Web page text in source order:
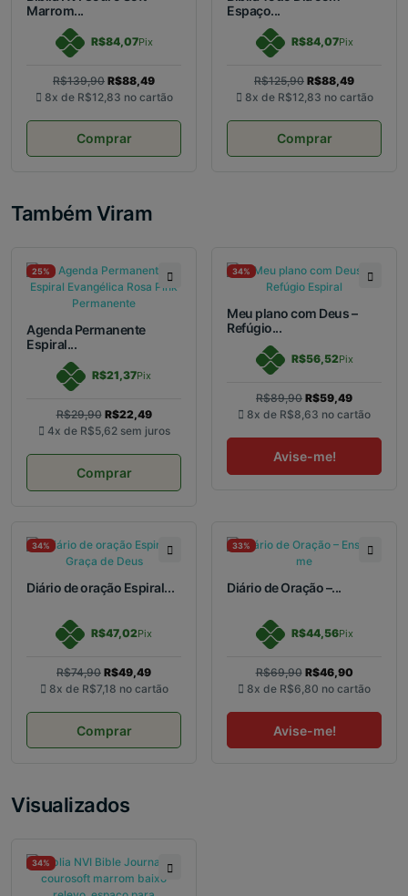
Marrom...
R$84,07Pix
R$139,90 R$88,49
8x de R$12,83 no cartão
Comprar
Espaço...
R$84,07Pix
R$125,90 R$88,49
8x de R$12,83 no cartão
Comprar
Também Viram
25%
Agenda Permanente
Espiral...
R$21,37Pix
R$29,90 R$22,49
4x de R$5,62 sem juros
Comprar
34%
Meu plano com Deus –
Refúgio...
R$56,52Pix
R$89,90 R$59,49
8x de R$8,63 no cartão
Avise-me!
34%
Diário de oração Espiral...
R$47,02Pix
R$74,90 R$49,49
8x de R$7,18 no cartão
Comprar
33%
Diário de Oração –...
R$44,56Pix
R$69,90 R$46,90
8x de R$6,80 no cartão
Avise-me!
Visualizados
34%